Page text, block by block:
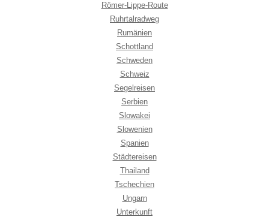
Römer-Lippe-Route
Ruhrtalradweg
Rumänien
Schottland
Schweden
Schweiz
Segelreisen
Serbien
Slowakei
Slowenien
Spanien
Städtereisen
Thailand
Tschechien
Ungarn
Unterkunft